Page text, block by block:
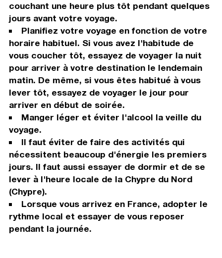
couchant une heure plus tôt pendant quelques
jours avant votre voyage.
Planifiez votre voyage en fonction de votre
horaire habituel. Si vous avez l'habitude de
vous coucher tôt, essayez de voyager la nuit
pour arriver à votre destination le lendemain
matin. De même, si vous êtes habitué à vous
lever tôt, essayez de voyager le jour pour
arriver en début de soirée.
Manger léger et éviter l'alcool la veille du
voyage.
Il faut éviter de faire des activités qui
nécessitent beaucoup d'énergie les premiers
jours. Il faut aussi essayer de dormir et de se
lever à l'heure locale de la Chypre du Nord
(Chypre).
Lorsque vous arrivez en France, adopter le
rythme local et essayer de vous reposer
pendant la journée.